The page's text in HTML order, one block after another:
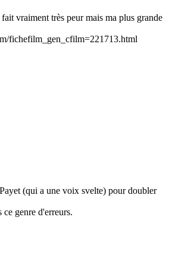
vraiment très peur mais ma plus grande
fichefilm_gen_cfilm=221713.html
(qui a une voix svelte) pour doubler
ce genre d'erreurs.